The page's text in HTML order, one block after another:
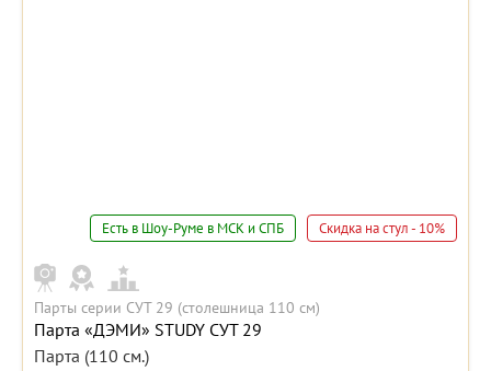
Есть в Шоу-Руме в МСК и СПБ Скидка на стул - 10%
Парты серии СУТ 29 (столешница 110 см)
Парта «ДЭМИ» STUDY СУТ 29
Парта (110 см.)